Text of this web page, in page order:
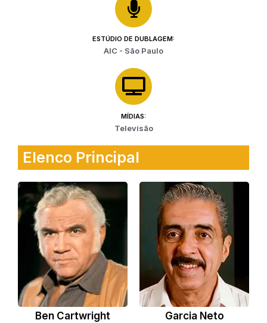
ESTÚDIO DE DUBLAGEM:
AIC - São Paulo
MÍDIAS:
Televisão
Elenco Principal
Ben Cartwright
Garcia Neto